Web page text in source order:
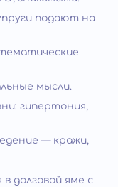
подают на
мысли.
гипертония,
— кражи,
в долговой яме с